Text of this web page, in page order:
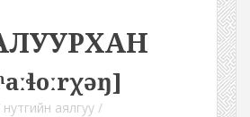
аялгуу /